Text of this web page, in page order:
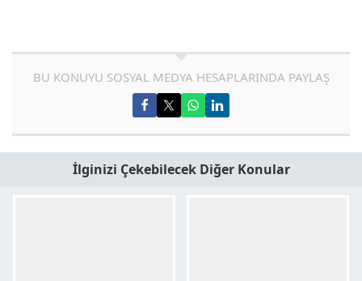
BU KONUYU SOSYAL MEDYA HESAPLARINDA PAYLAŞ
İlginizi Çekebilecek Diğer Konular